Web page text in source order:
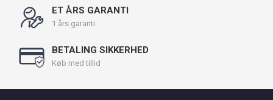
ET ÅRS GARANTI
1 års garanti
BETALING SIKKERHED
Køb med tillid